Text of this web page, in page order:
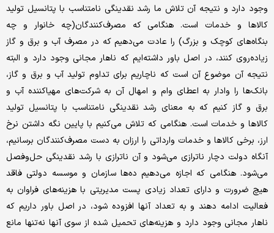
وجود دارد و نتیجه آن تلاش ما رشد نقدینگی نامتناسب با پتانسیل تولید
کالاها و خدمات است. هنگامی که مصرف‌کنندگان‌(چه خانوار و چه
بنگاه‌های کوچک و بزرگ) را عادت می‌‌دهیم که در مصرف آب و برق و گاز
زیاده‌روی کنند، در اصل باور داشته‌‌ایم که ناهار مجانی وجود دارد و البته
نتیجه آن موضوع آن است که ناچاریم برای تداوم تولید آب و برق و گاز،
بانک‌ها را وادار به اعطای وام و امهال آن به شرکت‌های مهیا‌کننده آب و
برق و گاز کنیم که به معنای رشد نقدینگی نامتناسب با پتانسیل تولید
کالاها و خدمات است. هنگامی که تلاش می‌‌کنیم با پایین نگه داشتن نرخ
ارز، برخی کالاها و خدمات وارداتی را ارزان به دست مصرف‌کنندگان برسانیم،
آنگاه دولت دچار ناترازی می‌شود و آن ناترازی با رشد نقدینگی حل‌وفصل
می‌شود. هنگامی که اجازه می‌‌دهیم ده‌ها سازمان و موسسه دولتی فاقد
هیچ ضرورت و دارای تعداد زیادی پست مدیریتی با هزینه‌های فراوان به
فعالیت ادامه دهند و به تعداد آنها افزوده شود، در اصل باور داریم که
ناهار مجانی وجود دارد و هزینه‌های تحمیل شده از سوی آنها نه‌تنها مانع